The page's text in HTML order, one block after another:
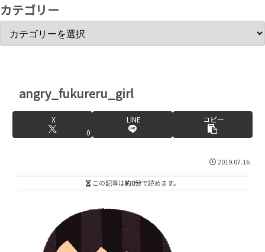
カテゴリー
angry_fukureru_girl
X
0
LINE コピー
2019.07.16
この記事は約0分で読めます。